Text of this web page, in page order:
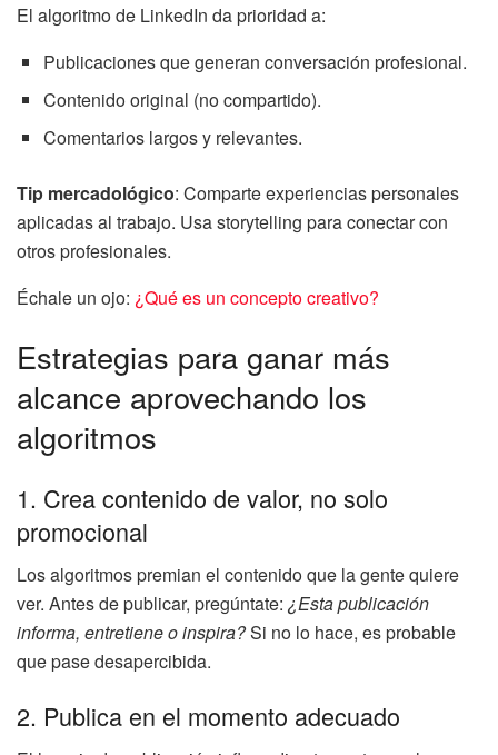
El algoritmo de LinkedIn da prioridad a:
Publicaciones que generan conversación profesional.
Contenido original (no compartido).
Comentarios largos y relevantes.
Tip mercadológico: Comparte experiencias personales
aplicadas al trabajo. Usa storytelling para conectar con
otros profesionales.
Échale un ojo: ¿Qué es un concepto creativo?
Estrategias para ganar más
alcance aprovechando los
algoritmos
1. Crea contenido de valor, no solo
promocional
Los algoritmos premian el contenido que la gente quiere
ver. Antes de publicar, pregúntate: ¿Esta publicación
informa, entretiene o inspira?Si no lo hace, es probable
que pase desapercibida.
2. Publica en el momento adecuado